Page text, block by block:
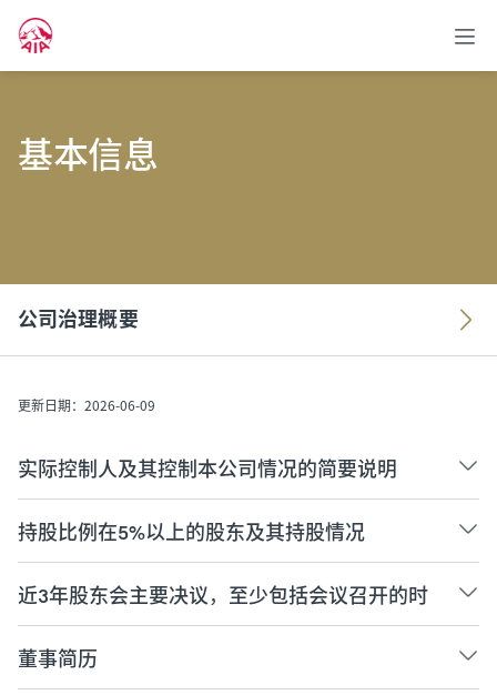
基本信息
公司治理概要
更新日期：2026-06-09
实际控制人及其控制本公司情况的简要说明
持股比例在5%以上的股东及其持股情况
近3年股东会主要决议，至少包括会议召开的时
间、地点、出席情况、主要议题以及表决情况
等
董事简历